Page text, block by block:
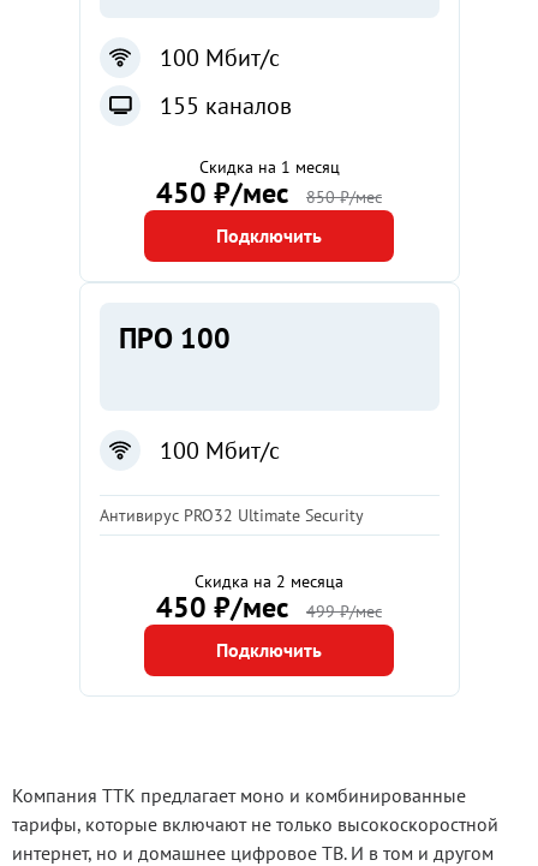
100 Мбит/с
155 каналов
Скидка на 1 месяц
450 ₽/мес 850 ₽/мес
Подключить
ПРО 100
100 Мбит/с
Антивирус PRO32 Ultimate Security
Скидка на 2 месяца
450 ₽/мес 499 ₽/мес
Подключить
Компания ТТК предлагает моно и комбинированные
тарифы, которые включают не только высокоскоростной
интернет, но и домашнее цифровое ТВ. И в том и другом